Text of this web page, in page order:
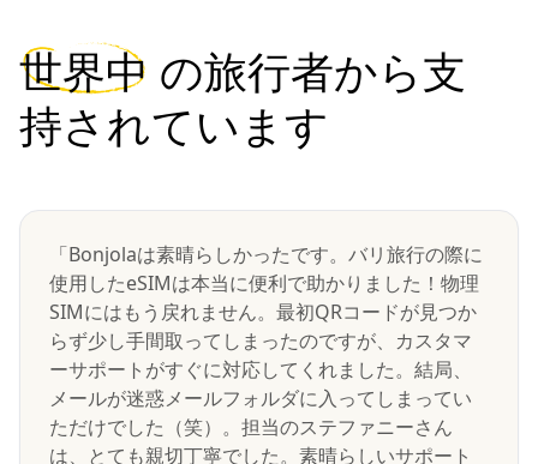
世界中 の旅行者から支
持されています
「Bonjolaは素晴らしかったです。バリ旅行の際に
使用したeSIMは本当に便利で助かりました！物理
SIMにはもう戻れません。最初QRコードが見つか
らず少し手間取ってしまったのですが、カスタマ
ーサポートがすぐに対応してくれました。結局、
メールが迷惑メールフォルダに入ってしまってい
ただけでした（笑）。担当のステファニーさん
は、とても親切丁寧でした。素晴らしいサポート